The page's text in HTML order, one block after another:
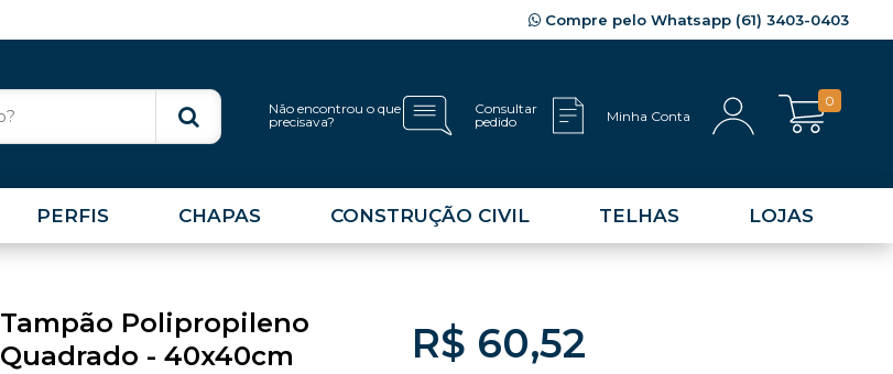
Compre pelo Whatsapp (61) 3403-0403
0
Minha Conta
Consultar
pedido
Não encontrou o que
precisava?
PERFIS CHAPAS CONSTRUÇÃO CIVIL TELHAS LOJAS
Tampão Polipropileno
Quadrado - 40x40cm
R$ 60,52